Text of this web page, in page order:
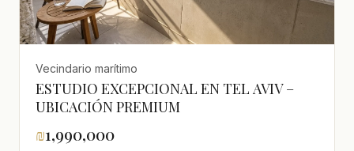
Vecindario marítimo
ESTUDIO EXCEPCIONAL EN TEL AVIV –
UBICACIÓN PREMIUM
₪1,990,000